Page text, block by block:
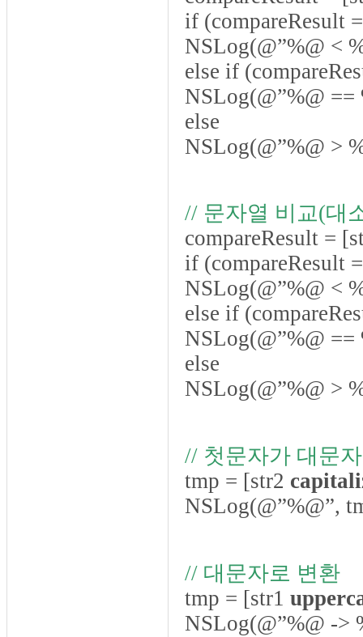
if (compareResult
NSLog(@”%@ <
else if
NSLog(@”%@ ==
else
NSLog(@”%@ >
// 문자열 비교(대
compareResult =
if (compareResult
NSLog(@”%@ <
else if
NSLog(@”%@ ==
else
NSLog(@”%@ >
// 첫문자가 대문
tmp = [str2
NSLog(@”%@”,
// 대문자로 변환
tmp = [str1
NSLog(@”%@ ->